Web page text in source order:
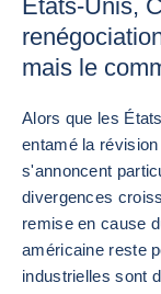
États-Unis,
mais le
Alors que les
entamé la
s'annoncent
divergences
remise en cause
américaine reste
industrielles sont